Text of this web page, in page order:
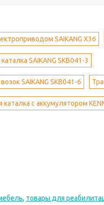
SAIKANG X36
SAIKANG SKB041-3
SAIKANG SKB041-6
каталка с аккумулятором
, товары для